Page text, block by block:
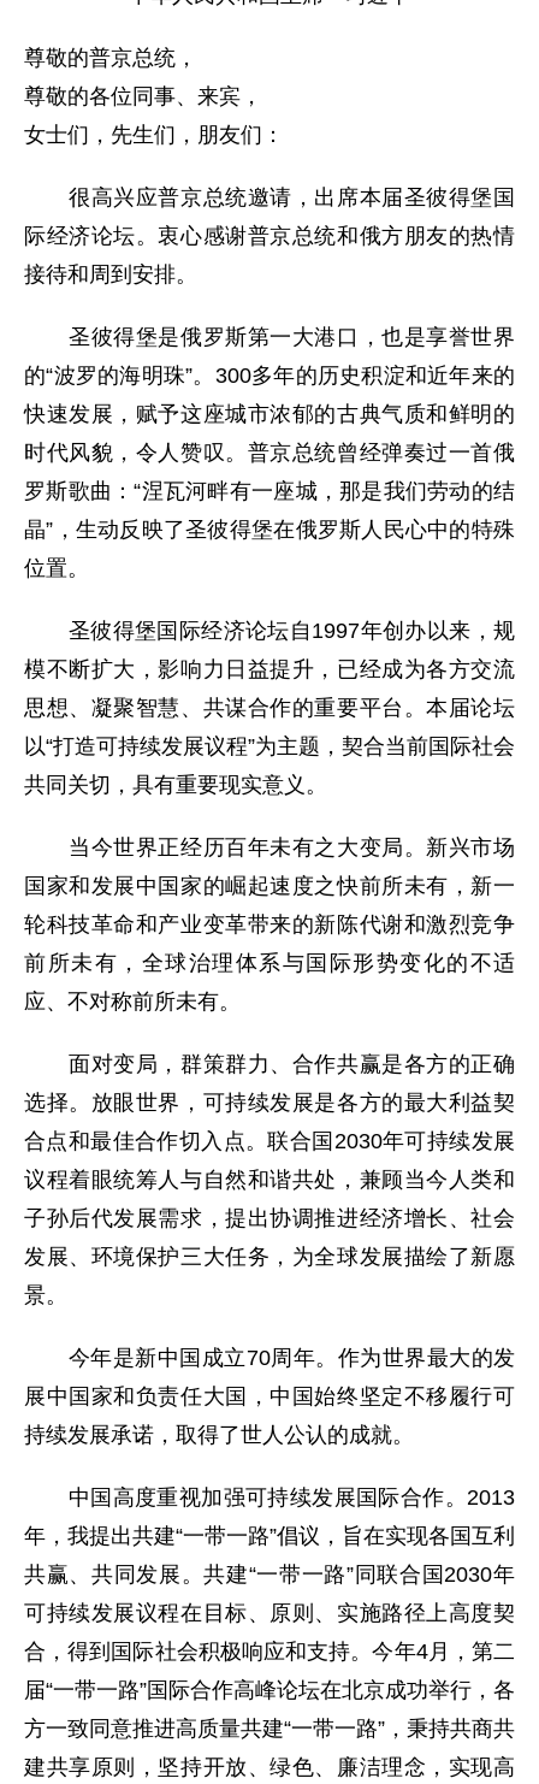
尊敬的普京总统，
尊敬的各位同事、来宾，
女士们，先生们，朋友们：
很高兴应普京总统邀请，出席本届圣彼得堡国
际经济论坛。衷心感谢普京总统和俄方朋友的热情
接待和周到安排。
圣彼得堡是俄罗斯第一大港口，也是享誉世界
的“波罗的海明珠”。300多年的历史积淀和近年来的
快速发展，赋予这座城市浓郁的古典气质和鲜明的
时代风貌，令人赞叹。普京总统曾经弹奏过一首俄
罗斯歌曲：“涅瓦河畔有一座城，那是我们劳动的结
晶”，生动反映了圣彼得堡在俄罗斯人民心中的特殊
位置。
圣彼得堡国际经济论坛自1997年创办以来，规
模不断扩大，影响力日益提升，已经成为各方交流
思想、凝聚智慧、共谋合作的重要平台。本届论坛
以“打造可持续发展议程”为主题，契合当前国际社会
共同关切，具有重要现实意义。
当今世界正经历百年未有之大变局。新兴市场
国家和发展中国家的崛起速度之快前所未有，新一
轮科技革命和产业变革带来的新陈代谢和激烈竞争
前所未有，全球治理体系与国际形势变化的不适
应、不对称前所未有。
面对变局，群策群力、合作共赢是各方的正确
选择。放眼世界，可持续发展是各方的最大利益契
合点和最佳合作切入点。联合国2030年可持续发展
议程着眼统筹人与自然和谐共处，兼顾当今人类和
子孙后代发展需求，提出协调推进经济增长、社会
发展、环境保护三大任务，为全球发展描绘了新愿
景。
今年是新中国成立70周年。作为世界最大的发
展中国家和负责任大国，中国始终坚定不移履行可
持续发展承诺，取得了世人公认的成就。
中国高度重视加强可持续发展国际合作。2013
年，我提出共建“一带一路”倡议，旨在实现各国互利
共赢、共同发展。共建“一带一路”同联合国2030年
可持续发展议程在目标、原则、实施路径上高度契
合，得到国际社会积极响应和支持。今年4月，第二
届“一带一路”国际合作高峰论坛在北京成功举行，各
方一致同意推进高质量共建“一带一路”，秉持共商共
建共享原则，坚持开放、绿色、廉洁理念，实现高